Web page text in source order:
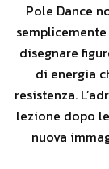
Pole Dance
disegnare
di energia
resistenza.
lezione dopo
nuova